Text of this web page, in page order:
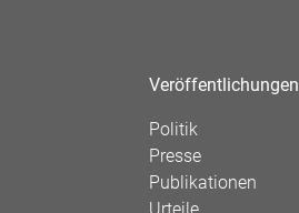
Veröffentlichungen
Politik
Presse
Publikationen